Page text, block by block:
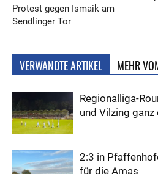
Protest gegen Ismaik am
Sendlinger Tor
VERWANDTE ARTIKEL MEHR
Regionalliga-
und Vilzing ganz
2:3 in
für die Amas